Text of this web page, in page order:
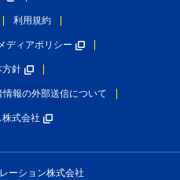
利用規約
ディアポリシー
方針
情報の外部送信について
式会社
ーション株式会社